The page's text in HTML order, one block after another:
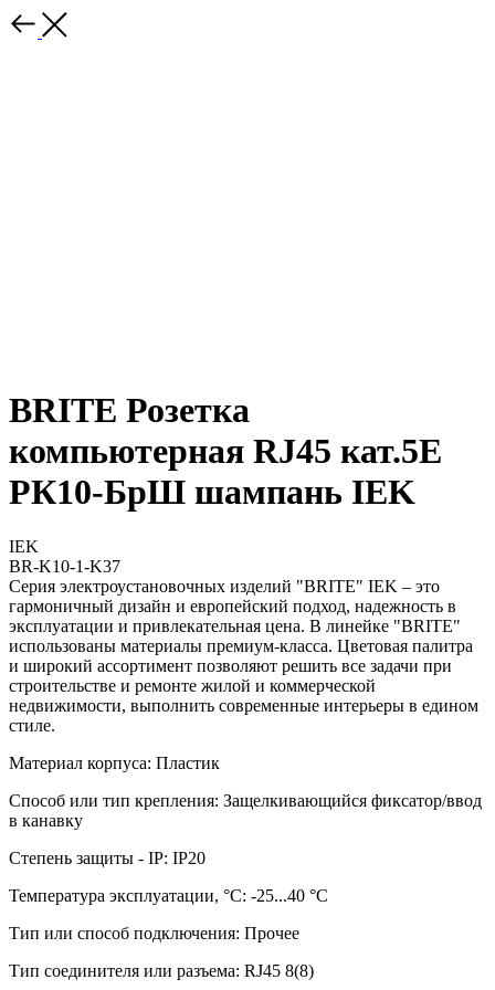
BRITE Розетка
компьютерная RJ45 кат.5E
РК10-БрШ шампань IEK
IEK
BR-K10-1-K37
Серия электроустановочных изделий "BRITE" IEK – это
гармоничный дизайн и европейский подход, надежность в
эксплуатации и привлекательная цена. В линейке "BRITE"
использованы материалы премиум-класса. Цветовая палитра
и широкий ассортимент позволяют решить все задачи при
строительстве и ремонте жилой и коммерческой
недвижимости, выполнить современные интерьеры в едином
стиле.
Материал корпуса: Пластик
Способ или тип крепления: Защелкивающийся фиксатор/ввод
в канавку
Степень защиты - IP: IP20
Температура эксплуатации, °C: -25...40 °C
Тип или способ подключения: Прочее
Тип соединителя или разъема: RJ45 8(8)